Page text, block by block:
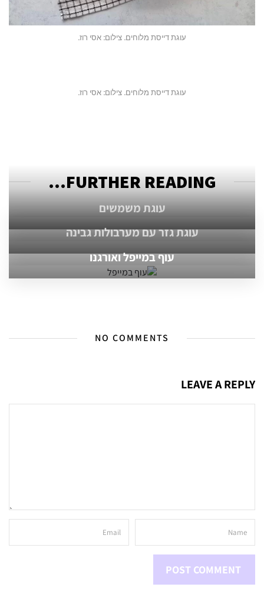
עוגת דייסת מלוחים. צילום: אסי רוז.
עוגת דייסת מלוחים. צילום: אסי רוז.
FURTHER READING...
עוגת משמשים
עוגת גזר עם מערבולות גבינה
עוף במייפל ואורגנו
NO COMMENTS
LEAVE A REPLY